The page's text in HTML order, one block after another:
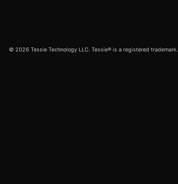
© 2026 Tessie Technology LLC. Tessie® is a registered trademark.